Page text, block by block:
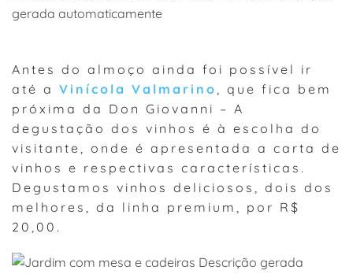
Antes do almoço ainda foi possível ir
até a Vinícola Valmarino
, que fica bem
próxima da Don Giovanni – A
degustação dos vinhos é à escolha do
visitante, onde é apresentada a carta de
vinhos e respectivas características.
Degustamos vinhos deliciosos, dois dos
melhores, da linha premium, por R$
20,00.